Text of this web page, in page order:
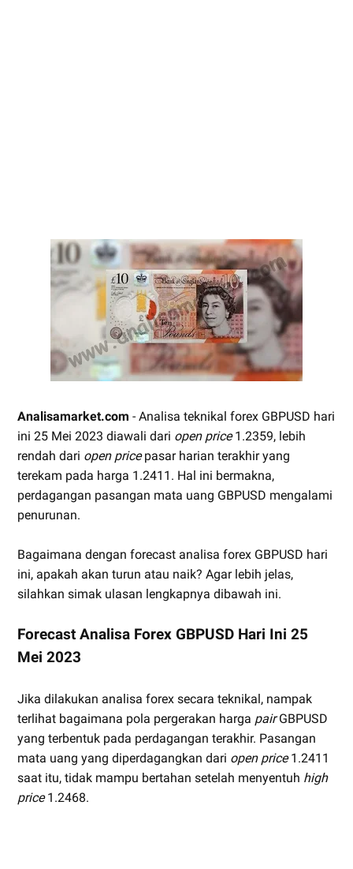
Analisamarket.com - Analisa teknikal forex GBPUSD hari
ini 25 Mei 2023 diawali dari open price1.2359, lebih
rendah dari open pricepasar harian terakhir yang
terekam pada harga 1.2411. Hal ini bermakna,
perdagangan pasangan mata uang GBPUSD mengalami
penurunan.
Bagaimana dengan forecast analisa forex GBPUSD hari
ini, apakah akan turun atau naik? Agar lebih jelas,
silahkan simak ulasan lengkapnya dibawah ini.
Forecast Analisa Forex GBPUSD Hari Ini 25
Mei 2023
Jika dilakukan analisa forex secara teknikal, nampak
terlihat bagaimana pola pergerakan harga pairGBPUSD
yang terbentuk pada perdagangan terakhir. Pasangan
mata uang yang diperdagangkan dari open price1.2411
saat itu, tidak mampu bertahan setelah menyentuh high
price1.2468.